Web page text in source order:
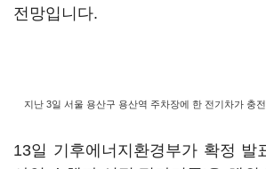
전망입니다.
지난 3일 서울 용산구 용산역 주차장에 한 전기차가 충
13일 기후에너지환경부가 확정 발